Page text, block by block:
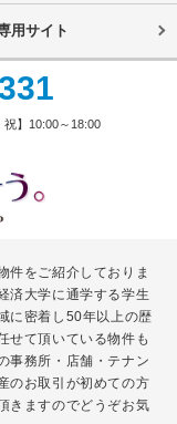
用サイト
】10:00～18:00
件をご紹介しておりま
済大学に通学する学生
に密着し50年以上の歴
せて頂いている物件も
事務所・店舗・テナン
のお取引が初めての方
きますのでどうぞお気